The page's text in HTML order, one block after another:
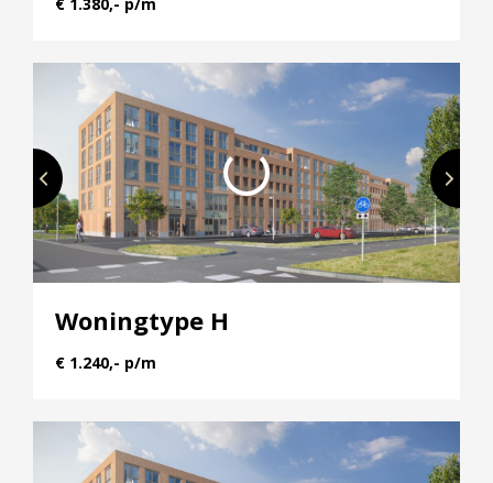
Woningtype H
€ 1.240,- p/m